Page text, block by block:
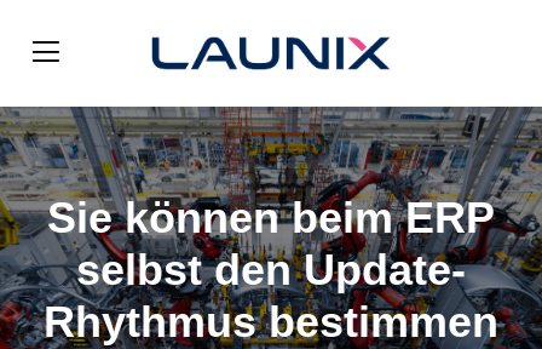
Sie können beim ERP
selbst den Update-
Rhythmus bestimmen